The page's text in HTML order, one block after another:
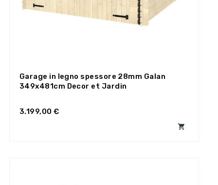
Garage in legno spessore 28mm Galan
349x481cm Decor et Jardin
3.199,00 €
